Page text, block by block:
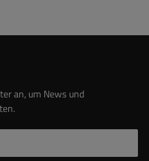
an, um News und